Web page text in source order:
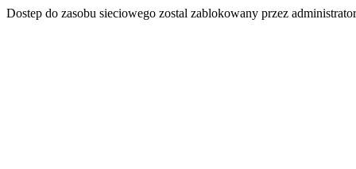
Dostep do zasobu sieciowego zostal zablokowany przez